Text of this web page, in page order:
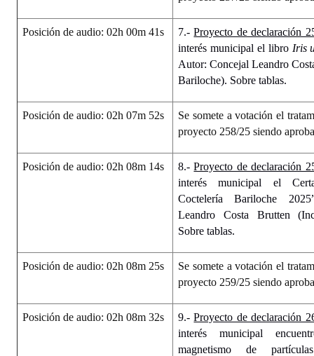
Posición de audio: 02h 00m 41s 7.-Proyecto de declaración
interés municipal el libro Iris
Autor: Concejal Leandro
Bariloche). Sobre tablas.
Posición de audio: 02h 07m 52s
Se somete a votación el
proyecto 258/25 siendo
Posición de audio: 02h 08m 14s 8.-Proyecto de declaración
interés municipal el
Coctelería Bariloche
Leandro Costa Brutten
Sobre tablas.
Posición de audio: 02h 08m 25s
Se somete a votación el
proyecto 259/25 siendo
Posición de audio: 02h 08m 32s 9.-Proyecto de declaración
interés municipal
magnetismo de